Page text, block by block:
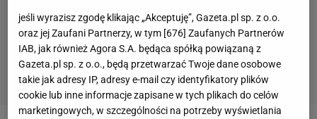
jeśli wyrazisz zgodę klikając „Akceptuję”, Gazeta.pl sp. z o.o.
oraz jej Zaufani Partnerzy, w tym [676] Zaufanych Partnerów
IAB, jak również Agora S.A. będąca spółką powiązaną z
Gazeta.pl sp. z o.o., będą przetwarzać Twoje dane osobowe
takie jak adresy IP, adresy e-mail czy identyfikatory plików
cookie lub inne informacje zapisane w tych plikach do celów
marketingowych, w szczególności na potrzeby wyświetlania